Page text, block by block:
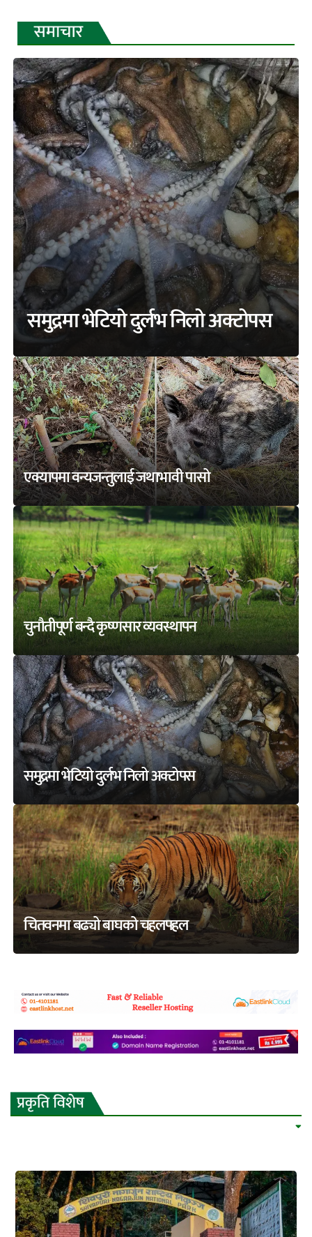
समुद्रमा भेटियो दुर्लभ निलो अक्टोपस
एक्यापमा वन्यजन्तुलाई जथाभावी पासो
चुनौतीपूर्ण बन्दै कृष्णसार व्यवस्थापन
समुद्रमा भेटियो दुर्लभ निलो अक्टोपस
चितवनमा बढ्यो बाघको चहलपहल